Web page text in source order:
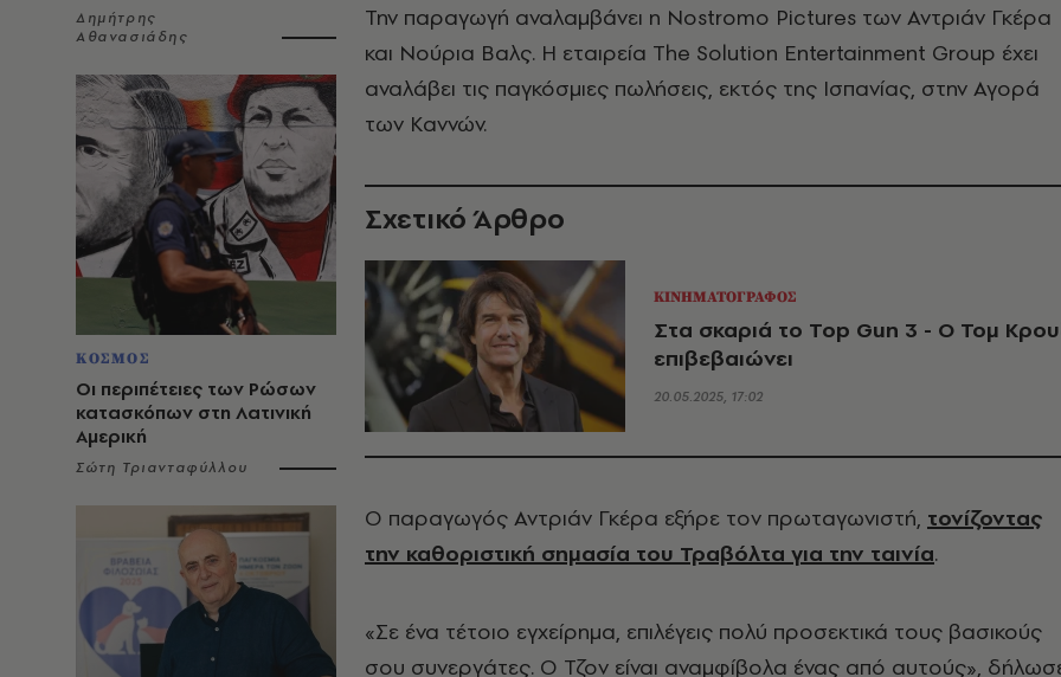
Δημήτρης
Αθανασιάδης
ΚΟΣΜΟΣ
Οι περιπέτειες των Ρώσων
κατασκόπων στη Λατινική
Αμερική
Σώτη Τριανταφύλλου
Την παραγωγή αναλαμβάνει η Nostromo Pictures των Αντριάν Γκέρα
και Νούρια Βαλς. Η εταιρεία The Solution Entertainment Group έχει
αναλάβει τις παγκόσμιες πωλήσεις, εκτός της Ισπανίας, στην Αγορά
των Καννών.
Σχετικό Άρθρο
ΚΙΝΗΜΑΤΟΓΡΑΦΟΣ
Στα σκαριά το Top Gun 3 - O Τομ
επιβεβαιώνει
20.05.2025, 17:02
Ο παραγωγός Αντριάν Γκέρα εξήρε τον πρωταγωνιστή, τονίζοντας
την καθοριστική σημασία του Τραβόλτα για την ταινία.
«Σε ένα τέτοιο εγχείρημα, επιλέγεις πολύ προσεκτικά τους βασικούς
σου συνεργάτες. Ο Τζον είναι αναμφίβολα ένας από αυτούς»,